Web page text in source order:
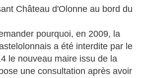
Château d'Olonne au bord du
pourquoi, en 2009, la
a été interdite par le
le nouveau maire issu de la
une consultation après avoir